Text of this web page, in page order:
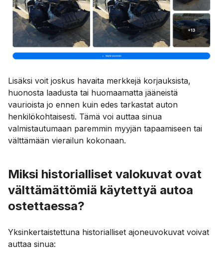
Lisäksi voit joskus havaita merkkejä korjauksista,
huonosta laadusta tai huomaamatta jääneistä
vaurioista jo ennen kuin edes tarkastat auton
henkilökohtaisesti. Tämä voi auttaa sinua
valmistautumaan paremmin myyjän tapaamiseen tai
välttämään vierailun kokonaan.
Miksi historialliset valokuvat ovat
välttämättömiä käytettyä autoa
ostettaessa?
Yksinkertaistettuna historialliset ajoneuvokuvat voivat
auttaa sinua: